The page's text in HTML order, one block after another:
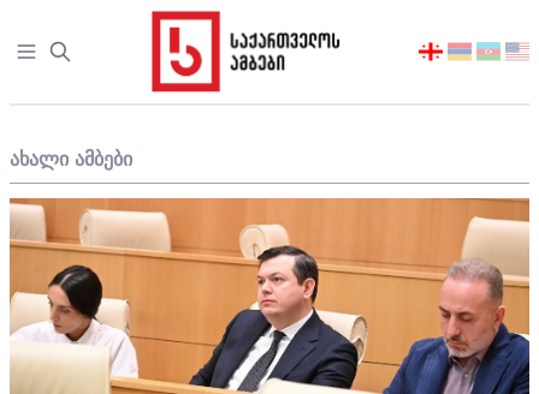
Open sidebar
აირჩიეთ
ახალი ამბები